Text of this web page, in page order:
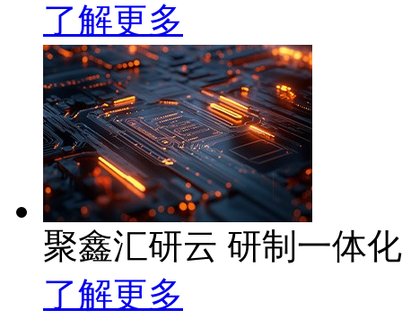
了解更多
聚鑫汇研云 研制一体
了解更多